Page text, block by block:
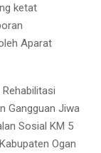
ketat
Aparat
Gangguan Jiwa
Sosial KM 5
Ogan